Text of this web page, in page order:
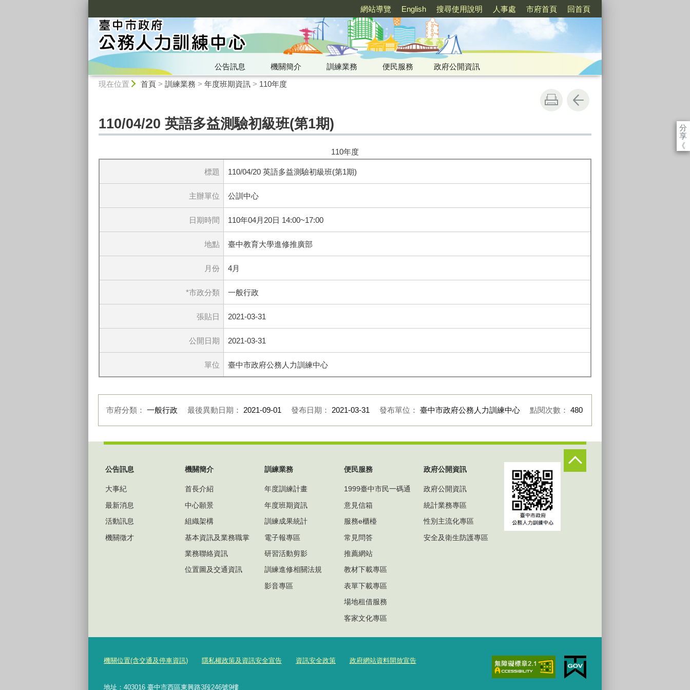
網站導覽 English 搜尋使用說明 人事處 市府首頁 回首頁
公告訊息 機關簡介 訓練業務 便民服務
政府公開資訊
現在位置 首頁> 訓練業務 > 年度班期資訊> 110年度
分
享
《
110/04/20 英語多益測驗初級班(第1期)
110年度
標題 110/04/20 英語多益測驗初級班(第1期)
主辦單位 公訓中心
日期時間 110年04月20日 14:00~17:00
地點 臺中教育大學進修推廣部
月份 4月
*市政分類 一般行政
張貼日 2021-03-31
公開日期 2021-03-31
單位 臺中市政府公務人力訓練中心
市府分類： 一般行政 最後異動日期： 2021-09-01 發布日期： 2021-03-31 發布單位： 臺中市政府公務人力訓練中心 點閱次數： 480
公告訊息
大事紀
最新消息
活動訊息
機關徵才
機關簡介
首長介紹
中心願景
組織架構
基本資訊及業務職掌
業務聯絡資訊
位置圖及交通資訊
訓練業務
年度訓練計畫
年度班期資訊
訓練成果統計
電子報專區
研習活動剪影
訓練進修相關法規
影音專區
便民服務
1999臺中市民一碼通
意見信箱
服務e櫃檯
常見問答
推薦網站
教材下載專區
表單下載專區
場地租借服務
客家文化專區
政府公開資訊
政府公開資訊
統計業務專區
性別主流化專區
安全及衛生防護專區
機關位置(含交通及停車資訊) 隱私權政策及資訊安全宣告 資訊安全政策 政府網站資料開放宣告
地址：403016 臺中市西區東興路3段246號9樓